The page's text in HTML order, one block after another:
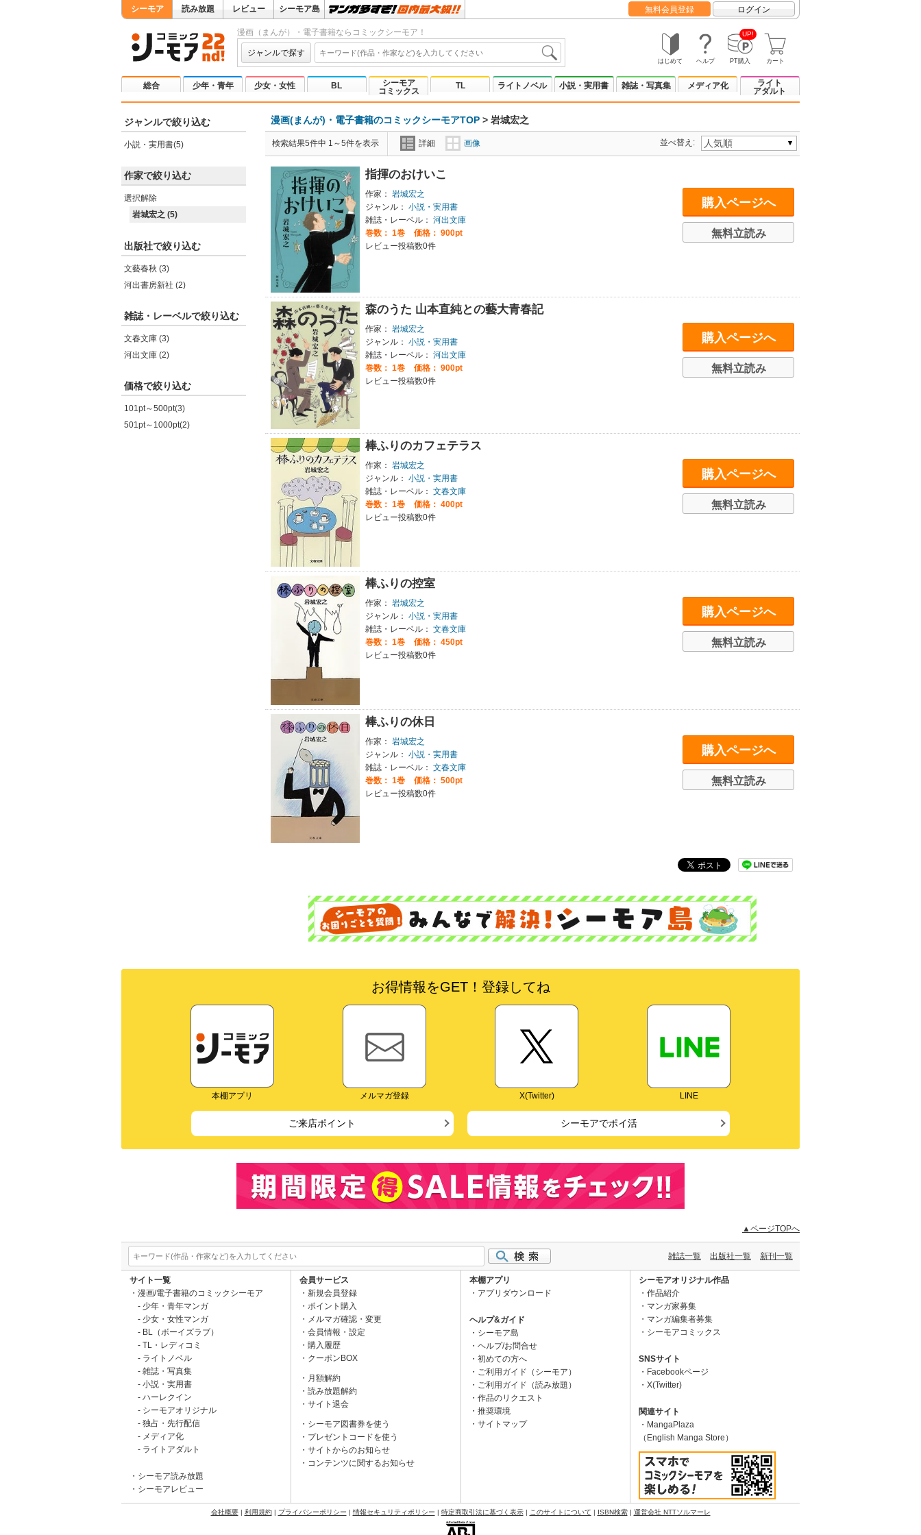
シーモア 読み放題 レビュー シーモア島 無料会員登録 ログイン
漫画（まんが）・電子書籍ならコミックシーモア！
ジャンルで探す
はじめて ヘルプ
UP!
PT購入 カート
総合 少年・青年 少女・女性 BL
シーモア
コミックス
TL ライトノベル 小説・実用書 雑誌・写真集 メディア化
ライト
アダルト
ジャンルで絞り込む
小説・実用書(5)
作家で絞り込む
選択解除
岩城宏之 (5)
出版社で絞り込む
文藝春秋 (3)
河出書房新社 (2)
雑誌・レーベルで絞り込む
文春文庫 (3)
河出文庫 (2)
価格で絞り込む
101pt～500pt(3)
501pt～1000pt(2)
漫画(まんが)・電子書籍のコミックシーモアTOP > 岩城宏之
検索結果5件中 1～5件を表示 詳細 画像 並べ替え:
指揮のおけいこ
作家： 岩城宏之
ジャンル： 小説・実用書
雑誌・レーベル： 河出文庫
巻数： 1巻
価格： 900pt
レビュー投稿数0件
購入ページへ
無料立読み
森のうた 山本直純との藝大青春記
作家： 岩城宏之
ジャンル： 小説・実用書
雑誌・レーベル： 河出文庫
巻数： 1巻
価格： 900pt
レビュー投稿数0件
購入ページへ
無料立読み
棒ふりのカフェテラス
作家： 岩城宏之
ジャンル： 小説・実用書
雑誌・レーベル： 文春文庫
巻数： 1巻
価格： 400pt
レビュー投稿数0件
購入ページへ
無料立読み
棒ふりの控室
作家： 岩城宏之
ジャンル： 小説・実用書
雑誌・レーベル： 文春文庫
巻数： 1巻
価格： 450pt
レビュー投稿数0件
購入ページへ
無料立読み
棒ふりの休日
作家： 岩城宏之
ジャンル： 小説・実用書
雑誌・レーベル： 文春文庫
巻数： 1巻
価格： 500pt
レビュー投稿数0件
購入ページへ
無料立読み
お得情報をGET！登録してね
本棚アプリ メルマガ登録 X(Twitter) LINE
ご来店ポイント シーモアでポイ活
▲ページTOPへ
雑誌一覧 出版社一覧 新刊一覧
サイト一覧
漫画/電子書籍のコミックシーモア
少年・青年マンガ
少女・女性マンガ
BL（ボーイズラブ）
TL・レディコミ
ライトノベル
雑誌・写真集
小説・実用書
ハーレクイン
シーモアオリジナル
独占・先行配信
メディア化
ライトアダルト
シーモア読み放題
シーモアレビュー
会員サービス
新規会員登録
ポイント購入
メルマガ確認・変更
会員情報・設定
購入履歴
クーポンBOX
月額解約
読み放題解約
サイト退会
シーモア図書券を使う
プレゼントコードを使う
サイトからのお知らせ
コンテンツに関するお知らせ
本棚アプリ
アプリダウンロード
ヘルプ&ガイド
シーモア島
ヘルプ/お問合せ
初めての方へ
ご利用ガイド（シーモア）
ご利用ガイド（読み放題）
作品のリクエスト
推奨環境
サイトマップ
シーモアオリジナル作品
作品紹介
マンガ家募集
マンガ編集者募集
シーモアコミックス
SNSサイト
Facebookページ
X(Twitter)
関連サイト
MangaPlaza
（English Manga Store）
会社概要| 利用規約| プライバシーポリシー | 情報セキュリティポリシー | 特定商取引法に基づく表示| このサイトについて | ISBN検索| 運営会社 NTTソルマーレ